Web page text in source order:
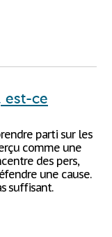
est-ce
parti sur les
comme une
des pers,
une cause.
suffisant.